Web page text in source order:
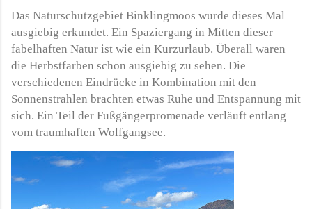
Das Naturschutzgebiet Binklingmoos wurde dieses Mal
ausgiebig erkundet. Ein Spaziergang in Mitten dieser
fabelhaften Natur ist wie ein Kurzurlaub. Überall waren
die Herbstfarben schon ausgiebig zu sehen. Die
verschiedenen Eindrücke in Kombination mit den
Sonnenstrahlen brachten etwas Ruhe und Entspannung mit
sich. Ein Teil der Fußgängerpromenade verläuft entlang
vom traumhaften Wolfgangsee.